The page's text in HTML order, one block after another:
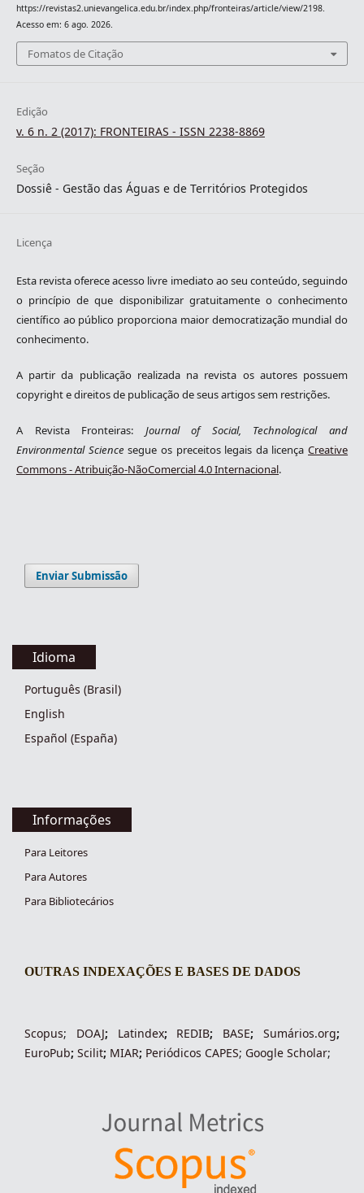
https://revistas2.unievangelica.edu.br/index.php/fronteiras/article/view/2198.
Acesso em: 6 ago. 2026.
Fomatos de Citação
Edição
v. 6 n. 2 (2017): FRONTEIRAS - ISSN 2238-8869
Seção
Dossiê - Gestão das Águas e de Territórios Protegidos
Licença
Esta revista oferece acesso livre imediato ao seu conteúdo, seguindo
o princípio de que disponibilizar gratuitamente o conhecimento
científico ao público proporciona maior democratização mundial do
conhecimento.
A partir da publicação realizada na revista os autores possuem
copyright e direitos de publicação de seus artigos sem restrições.
A Revista Fronteiras: Journal of Social, Technological and
Environmental Science segue os preceitos legais da licençaCreative
Commons - Atribuição-NãoComercial 4.0 Internacional.
Enviar Submissão
Idioma
Português (Brasil)
English
Español (España)
Informações
Para Leitores
Para Autores
Para Bibliotecários
indexacoes-fronteiras
OUTRAS INDEXAÇÕES E BASES DE DADOS
Scopus; DOAJ; Latindex; REDIB; BASE;Sumários.org;
EuroPub; Scilit; MIAR; Periódicos CAPES; Google Scholar;
indexadores-fronteiras